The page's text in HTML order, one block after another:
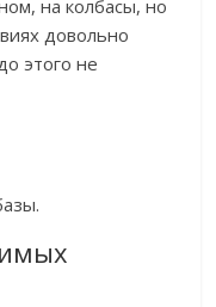
на колбасы, но
довольно
этого не